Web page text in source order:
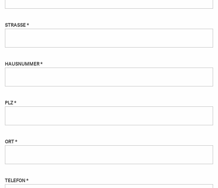
STRASSE *
HAUSNUMMER *
PLZ *
ORT *
TELEFON *